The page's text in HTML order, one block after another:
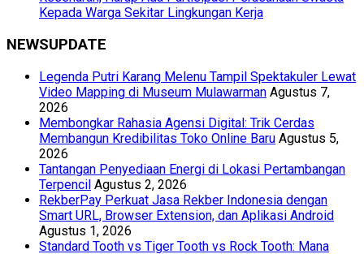
Kepada Warga Sekitar Lingkungan Kerja
NEWSUPDATE
Legenda Putri Karang Melenu Tampil Spektakuler Lewat
Video Mapping di Museum Mulawarman Agustus 7,
2026
Membongkar Rahasia Agensi Digital: Trik Cerdas
Membangun Kredibilitas Toko Online Baru Agustus 5,
2026
Tantangan Penyediaan Energi di Lokasi Pertambangan
Terpencil Agustus 2, 2026
RekberPay Perkuat Jasa Rekber Indonesia dengan
Smart URL, Browser Extension, dan Aplikasi Android
Agustus 1, 2026
Standard Tooth vs Tiger Tooth vs Rock Tooth: Mana